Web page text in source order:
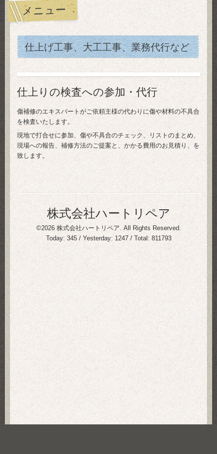
メニュー
仕上げ工事、大工工事、業務代行など
仕上りの検査への参加・代行
傷補修のエキスパートがご依頼主様の代わりに傷や材料の不具合
を検査いたします。
現地で打合せに参加、傷や不具合のチェック、リストのまとめ、
現場への報告、補修方法のご提案と、かかる費用のお見積り、を
致します。
株式会社ハートリペア
©2026 株式会社ハートリペア . All Rights Reserved.
Today: 345/ Yesterday: 1247/ Total: 811793